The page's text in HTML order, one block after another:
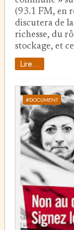
(93.1 FM, en
discutera de
richesse, du
stockage, et
Lire...
#DOCUMENT